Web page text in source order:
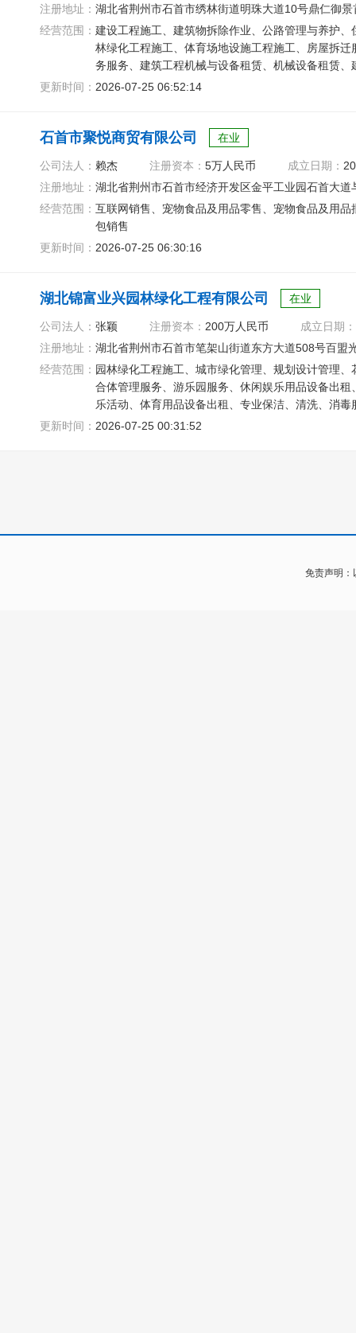
注册地址： 湖北省荆州市石首市绣林街道明珠大道10号鼎仁御
经营范围： 建设工程施工、建筑物拆除作业、公路管理与养护
林绿化工程施工、体育场地设施工程施工、房屋拆
务服务、建筑工程机械与设备租赁、机械设备租赁
线、电缆经营
更新时间： 2026-07-25 06:52:14
石首市聚悦商贸有限公司 在业
公司法人： 赖杰 注册资本： 5万人民币 成立日期：
注册地址： 湖北省荆州市石首市经济开发区金平工业园石首大
经营范围： 互联网销售、宠物食品及用品零售、宠物食品及用
包销售
更新时间： 2026-07-25 06:30:16
湖北锦富业兴园林绿化工程有限公司 在业
公司法人： 张颖 注册资本： 200万人民币
成立日期：
注册地址： 湖北省荆州市石首市笔架山街道东方大道508号百盟
经营范围： 园林绿化工程施工、城市绿化管理、规划设计管理
合体管理服务、游乐园服务、休闲娱乐用品设备出
乐活动、体育用品设备出租、专业保洁、清洗、消
计、代理、树木种植经营
更新时间： 2026-07-25 00:31:52
免责声明：